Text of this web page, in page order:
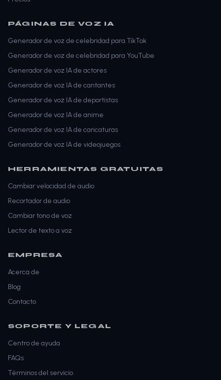
PÁGINAS DE VOZ IA
Generador de voz de celebridad para TikTok
Generador de voz de celebridad para YouTube
Generador de voz IA de actores
Generador de voz IA de cantantes
Generador de voz IA de deportistas
Generador de voz IA de anime
Generador de voz IA de caricaturas
Generador de voz IA de videojuegos
HERRAMIENTAS GRATUITAS
Cambiar velocidad de audio
Recortador de audio
Cambiar tono de voz
Lector de texto a voz
EMPRESA
Acerca de
Blog
Contacto
SOPORTE Y LEGAL
Centro de ayuda
FAQs
Términos del servicio